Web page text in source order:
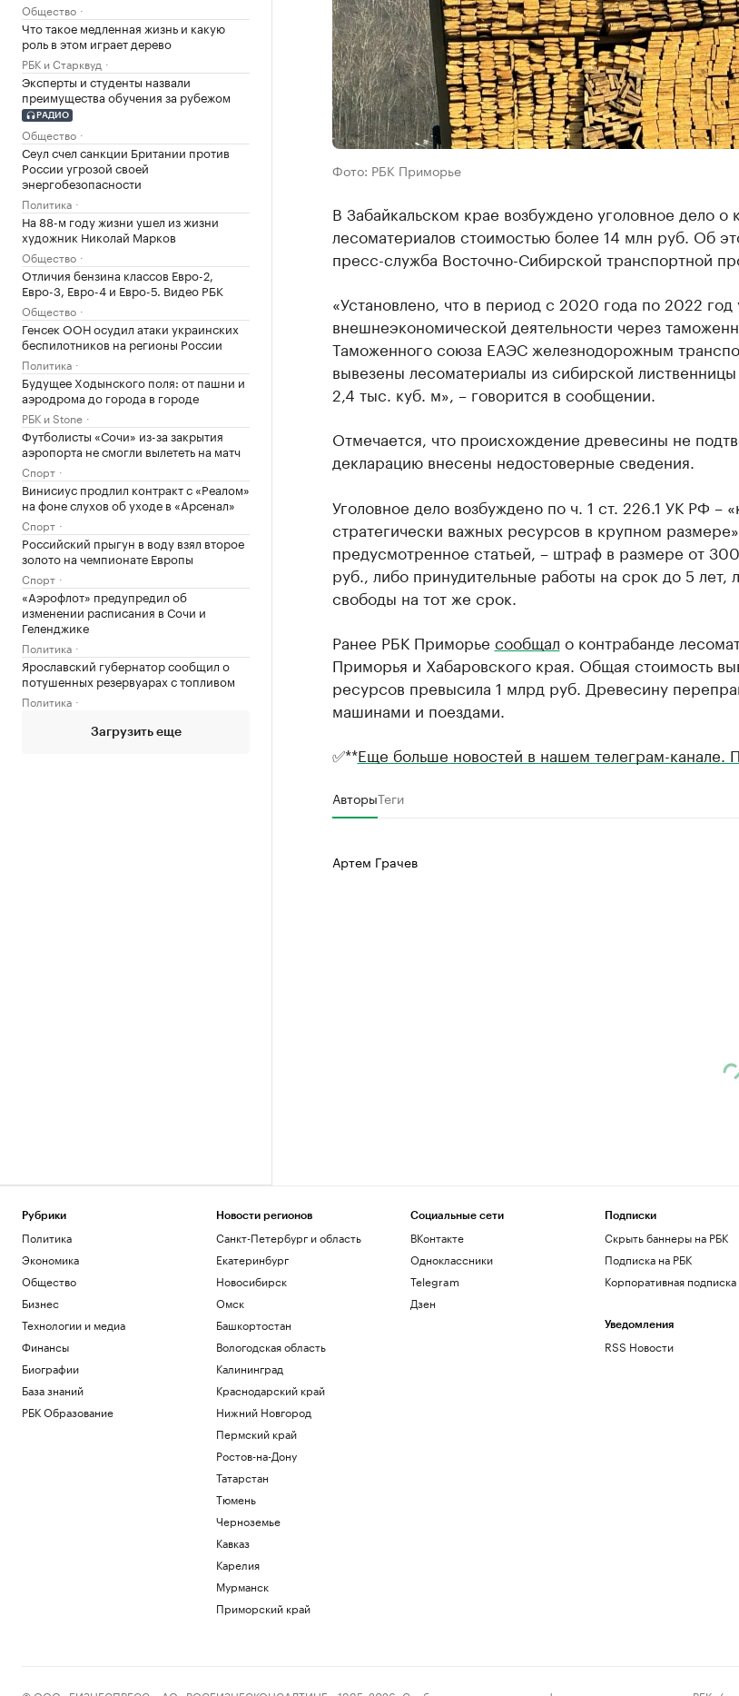
Общество
Что такое медленная жизнь и какую
роль в этом играет дерево
РБК и Старквуд
Эксперты и студенты назвали
преимущества обучения за рубежом
РАДИО
Общество
Сеул счел санкции Британии против
России угрозой своей
энергобезопасности
Политика
На 88-м году жизни ушел из жизни
художник Николай Марков
Общество
Отличия бензина классов Евро-2,
Евро-3, Евро-4 и Евро-5. Видео РБК
Общество
Генсек ООН осудил атаки украинских
беспилотников на регионы России
Политика
Будущее Ходынского поля: от пашни и
аэродрома до города в городе
РБК и Stone
Футболисты «Сочи» из-за закрытия
аэропорта не смогли вылететь на матч
Спорт
Винисиус продлил контракт с «Реалом»
на фоне слухов об уходе в «Арсенал»
Спорт
Российский прыгун в воду взял второе
золото на чемпионате Европы
Спорт
«Аэрофлот» предупредил об
изменении расписания в Сочи и
Геленджике
Политика
Ярославский губернатор сообщил о
потушенных резервуарах с топливом
Политика
Загрузить еще
Фото: РБК Приморье
В Забайкальском крае возбуждено уголовное дело о
лесоматериалов стоимостью более 14 млн руб. Об
пресс-служба Восточно-Сибирской транспортной
«Установлено, что в период с 2020 года по 2022 год
внешнеэкономической деятельности через
Таможенного союза ЕАЭС железнодорожным
вывезены лесоматериалы из сибирской
2,4 тыс. куб. м», – говорится в сообщении.
Отмечается, что происхождение древесины не
декларацию внесены недостоверные сведения.
Уголовное дело возбуждено по ч. 1 ст. 226.1 УК РФ –
стратегически важных ресурсов в крупном
предусмотренное статьей, – штраф в размере от
руб., либо принудительные работы на срок до 5 лет,
свободы на тот же срок.
Ранее РБК Приморье сообщал о контрабанде
Приморья и Хабаровского края. Общая стоимость
ресурсов превысила 1 млрд руб. Древесину
машинами и поездами.
✅**Еще больше новостей в нашем телеграм-канале.
АвторыТеги
Артем Грачев
Рубрики
Политика
Экономика
Общество
Бизнес
Технологии и медиа
Финансы
Биографии
База знаний
РБК Образование
Новости регионов
Санкт-Петербург и область
Екатеринбург
Новосибирск
Омск
Башкортостан
Вологодская область
Калининград
Краснодарский край
Нижний Новгород
Пермский край
Ростов-на-Дону
Татарстан
Тюмень
Черноземье
Кавказ
Карелия
Мурманск
Приморский край
Социальные сети
ВКонтакте
Одноклассники
Telegram
Дзен
Подписки
Скрыть баннеры на РБК
Подписка на РБК
Корпоративная подписка
Уведомления
RSS Новости